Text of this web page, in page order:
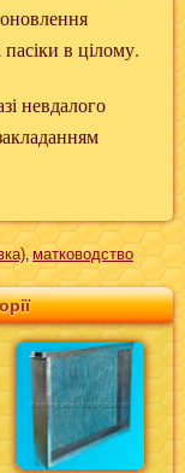
в цілому.
невдалого
, матководство